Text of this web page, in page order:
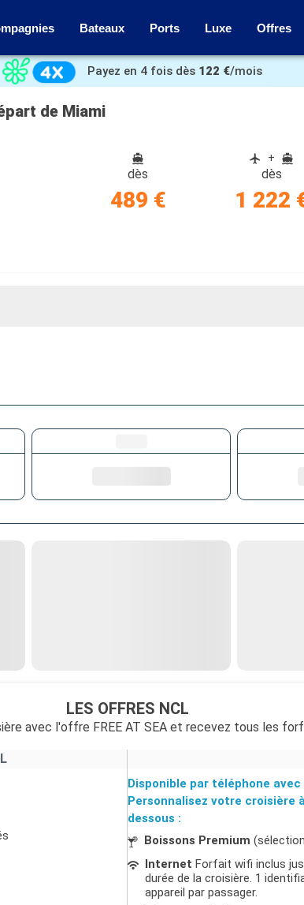
Bateaux Ports Luxe Offres
Payez en 4 fois dès 122 €/mois
de Miami
dès
489 €
+
dès
1 222
LES OFFRES NCL
avec l'offre FREE AT SEA et recevez tous les
Disponible par téléphone
Personnalisez votre croisière
dessous :
Boissons Premium
Internet Forfait wifi inclus
durée de la croisière. 1
appareil par passager.